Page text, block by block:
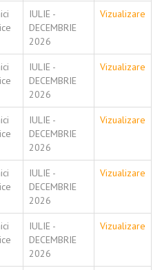
IULIE -
DECEMBRIE
2026
Vizualizare
IULIE -
DECEMBRIE
2026
Vizualizare
IULIE -
DECEMBRIE
2026
Vizualizare
IULIE -
DECEMBRIE
2026
Vizualizare
IULIE -
DECEMBRIE
2026
Vizualizare